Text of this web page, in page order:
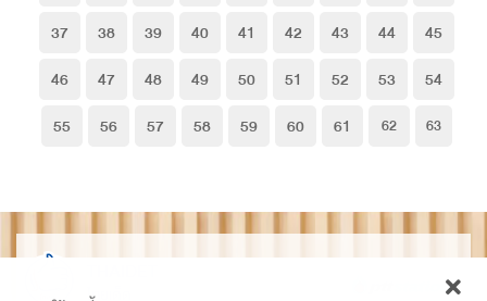
37
38 39 40 41 42 43 44
45
46
47 48 49 50 51 52 53
54
55
56 57 58 59 60 61 62 63
ไทยเด็ด